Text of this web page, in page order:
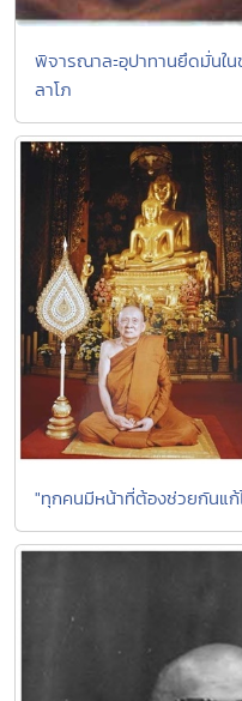
พิจารณาละอุปาทานยึดมั่นใ
ลาโภ
"ทุกคนมีหน้าที่ต้องช่วยกันแก้